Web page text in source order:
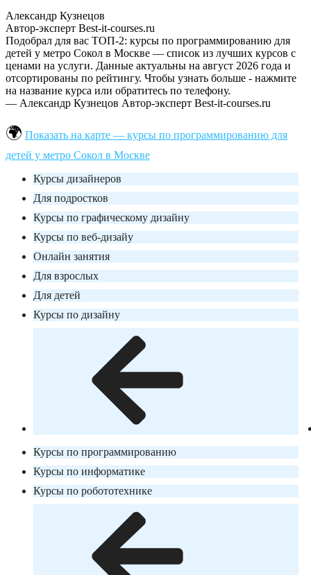
Александр Кузнецов
Автор-эксперт Best-it-courses.ru
Подобрал для вас ТОП-2: курсы по программированию для
детей у метро Сокол в Москве — список из лучших курсов с
ценами на услуги. Данные актуальны на август 2026 года и
отсортированы по рейтингу. Чтобы узнать больше - нажмите
на название курса или обратитесь по телефону.
— Александр Кузнецов Автор-эксперт Best-it-courses.ru
Показать на карте — курсы по программированию для
детей у метро Сокол в Москве
Курсы дизайнеров
Для подростков
Курсы по графическому дизайну
Курсы по веб-дизайу
Онлайн занятия
Для взрослых
Для детей
Курсы по дизайну
Курсы по программированию
Курсы по информатике
Курсы по робототехнике